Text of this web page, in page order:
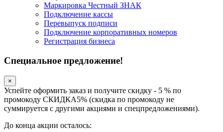
Маркировка Честный ЗНАК
Подключение кассы
Перевыпуск подписи
Подключение корпоративных номеров
Регистрация бизнеса
Специальное предложение!
×
Успейте оформить заказ и получите скидку - 5 % по
промокоду СКИДКА5% (скидка по промокоду не
суммируется с другими акциями и спецпредложениями).
До конца акции осталось: